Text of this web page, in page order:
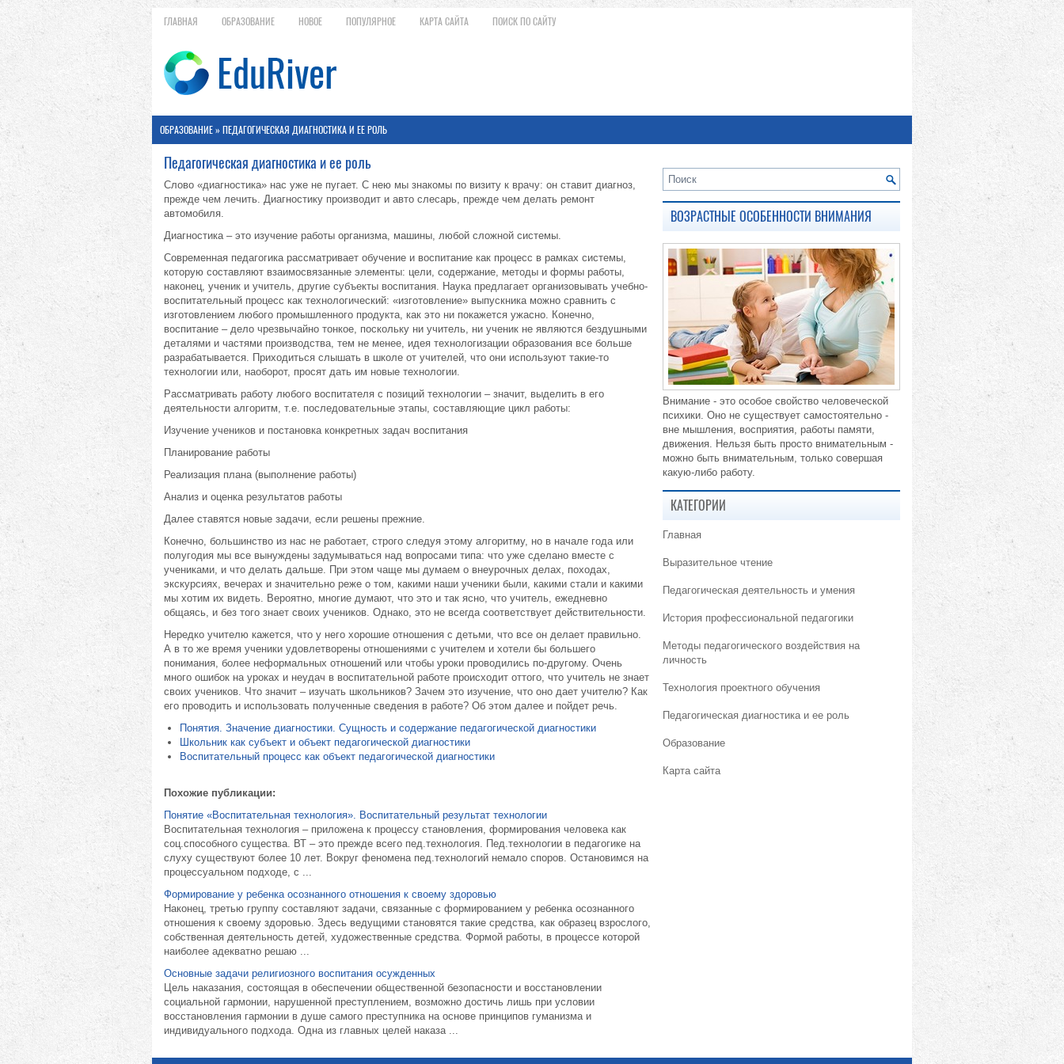
ГЛАВНАЯ ОБРАЗОВАНИЕ НОВОЕ ПОПУЛЯРНОЕ КАРТА САЙТА ПОИСК ПО САЙТУ
ОБРАЗОВАНИЕ» ПЕДАГОГИЧЕСКАЯ ДИАГНОСТИКА И ЕЕ РОЛЬ
Педагогическая диагностика и ее роль
Слово «диагностика» нас уже не пугает. С нею мы знакомы по визиту к врачу: он ставит диагноз,
прежде чем лечить. Диагностику производит и авто слесарь, прежде чем делать ремонт
автомобиля.
Диагностика – это изучение работы организма, машины, любой сложной системы.
Современная педагогика рассматривает обучение и воспитание как процесс в рамках системы,
которую составляют взаимосвязанные элементы: цели, содержание, методы и формы работы,
наконец, ученик и учитель, другие субъекты воспитания. Наука предлагает организовывать учебно-
воспитательный процесс как технологический: «изготовление» выпускника можно сравнить с
изготовлением любого промышленного продукта, как это ни покажется ужасно. Конечно,
воспитание – дело чрезвычайно тонкое, поскольку ни учитель, ни ученик не являются бездушными
деталями и частями производства, тем не менее, идея технологизации образования все больше
разрабатывается. Приходиться слышать в школе от учителей, что они используют такие-то
технологии или, наоборот, просят дать им новые технологии.
Рассматривать работу любого воспитателя с позиций технологии – значит, выделить в его
деятельности алгоритм, т.е. последовательные этапы, составляющие цикл работы:
Изучение учеников и постановка конкретных задач воспитания
Планирование работы
Реализация плана (выполнение работы)
Анализ и оценка результатов работы
Далее ставятся новые задачи, если решены прежние.
Конечно, большинство из нас не работает, строго следуя этому алгоритму, но в начале года или
полугодия мы все вынуждены задумываться над вопросами типа: что уже сделано вместе с
учениками, и что делать дальше. При этом чаще мы думаем о внеурочных делах, походах,
экскурсиях, вечерах и значительно реже о том, какими наши ученики были, какими стали и какими
мы хотим их видеть. Вероятно, многие думают, что это и так ясно, что учитель, ежедневно
общаясь, и без того знает своих учеников. Однако, это не всегда соответствует действительности.
Нередко учителю кажется, что у него хорошие отношения с детьми, что все он делает правильно.
А в то же время ученики удовлетворены отношениями с учителем и хотели бы большего
понимания, более неформальных отношений или чтобы уроки проводились по-другому. Очень
много ошибок на уроках и неудач в воспитательной работе происходит оттого, что учитель не знает
своих учеников. Что значит – изучать школьников? Зачем это изучение, что оно дает учителю? Как
его проводить и использовать полученные сведения в работе? Об этом далее и пойдет речь.
Понятия. Значение диагностики. Сущность и содержание педагогической диагностики
Школьник как субъект и объект педагогической диагностики
Воспитательный процесс как объект педагогической диагностики
Похожие публикации:
Понятие «Воспитательная технология». Воспитательный результат технологии
Воспитательная технология – приложена к процессу становления, формирования человека как
соц.способного существа. ВТ – это прежде всего пед.технология. Пед.технологии в педагогике на
слуху существуют более 10 лет. Вокруг феномена пед.технологий немало споров. Остановимся на
процессуальном подходе, с ...
Формирование у ребенка осознанного отношения к своему здоровью
Наконец, третью группу составляют задачи, связанные с формированием у ребенка осознанного
отношения к своему здоровью. Здесь ведущими становятся такие средства, как образец взрослого,
собственная деятельность детей, художественные средства. Формой работы, в процессе которой
наиболее адекватно решаю ...
Основные задачи религиозного воспитания осужденных
Цель наказания, состоящая в обеспечении общественной безопасности и восстановлении
социальной гармонии, нарушенной преступлением, возможно достичь лишь при условии
восстановления гармонии в душе самого преступника на основе принципов гуманизма и
индивидуального подхода. Одна из главных целей наказа ...
ВОЗРАСТНЫЕ ОСОБЕННОСТИ ВНИМАНИЯ
Внимание - это особое свойство человеческой
психики. Оно не существует самостоятельно -
вне мышления, восприятия, работы памяти,
движения. Нельзя быть просто внимательным -
можно быть внимательным, только совершая
какую-либо работу.
КАТЕГОРИИ
Главная
Выразительное чтение
Педагогическая деятельность и умения
История профессиональной педагогики
Методы педагогического воздействия на
личность
Технология проектного обучения
Педагогическая диагностика и ее роль
Образование
Карта сайта